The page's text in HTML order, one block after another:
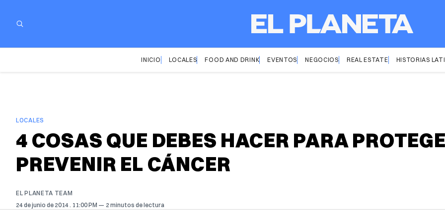
INICIO LOCALES FOOD AND DRINK EVENTOS NEGOCIOS REAL ESTATE HISTORIAS
LOCALES
4 COSAS QUE DEBES HACER PARA
PREVENIR EL CÁNCER
EL PLANETA TEAM
24 de junio de 2014 . 11:00 PM 2 minutos de lectura